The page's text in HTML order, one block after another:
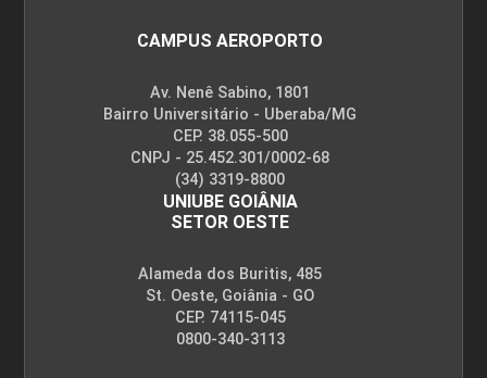
CAMPUS AEROPORTO
Av. Nenê Sabino, 1801
Bairro Universitário - Uberaba/MG
CEP. 38.055-500
CNPJ - 25.452.301/0002-68
(34) 3319-8800
UNIUBE GOIÂNIA
SETOR OESTE
Alameda dos Buritis, 485
St. Oeste, Goiânia - GO
CEP. 74115-045
0800-340-3113